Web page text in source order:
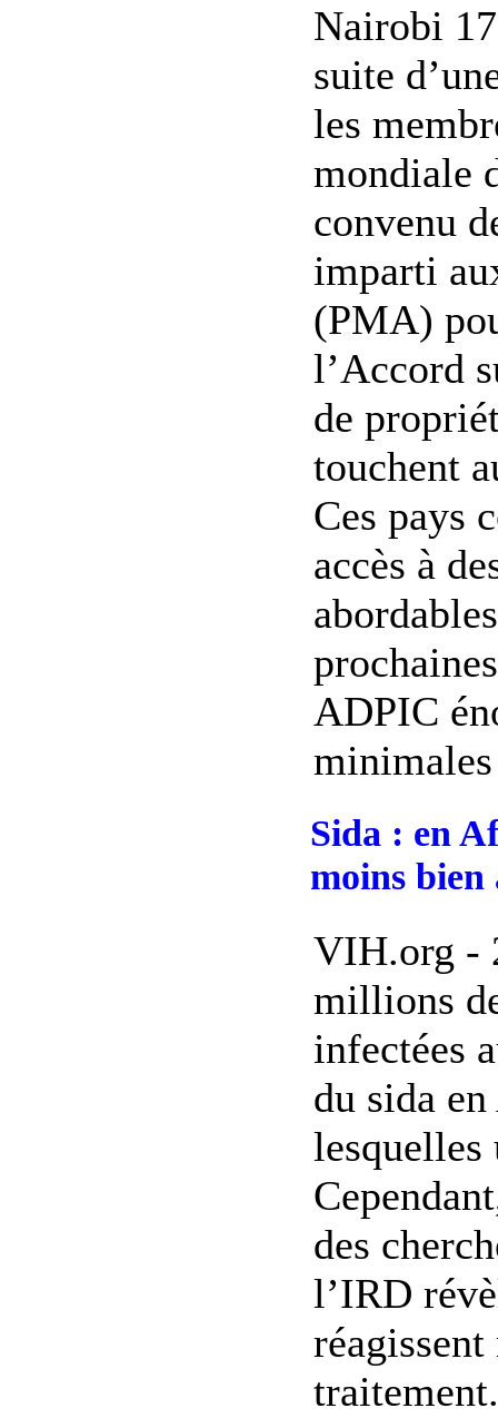
Nairobi
suite
les
mondiale
convenu
imparti
(PMA)
l’Accord
de
touchent
Ces pays
accès à
ADPIC
Sida : en
moins
VIH.org -
millions
infectées
du sida
lesquelles
des
l’IRD